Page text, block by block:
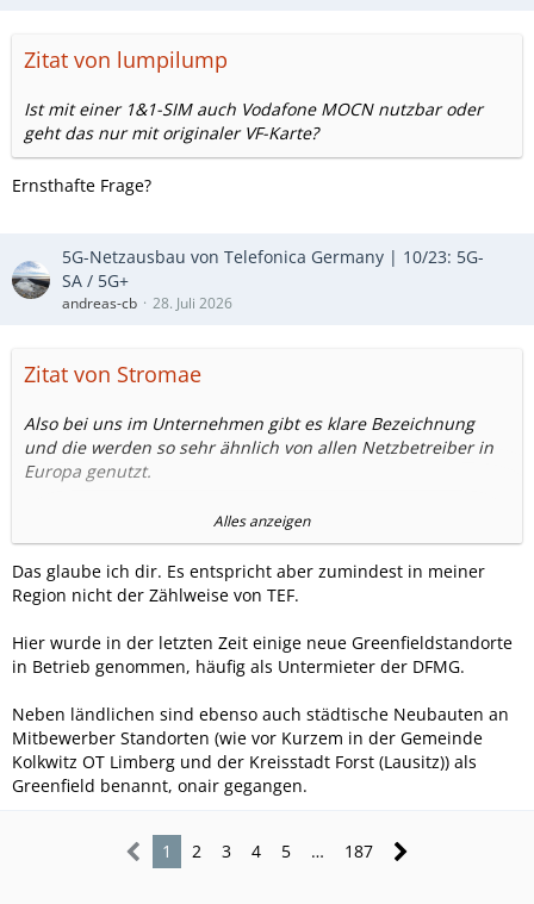
Zitat von lumpilump
Ist mit einer 1&1-SIM auch Vodafone MOCN nutzbar oder
geht das nur mit originaler VF-Karte?
Ernsthafte Frage?
5G-Netzausbau von Telefonica Germany | 10/23: 5G-
SA / 5G+
andreas-cb 28. Juli 2026
Zitat von Stromae
Also bei uns im Unternehmen gibt es klare Bezeichnung
und die werden so sehr ähnlich von allen Netzbetreiber in
Europa genutzt.
Der Standort ist ein komplett neu errichteter Antennenmast
auf freiem Grund.
Antennenmasten/Trägern auf einem bestehenden
Gebäudedach (Gewerbehalle, Wohnhaus, Silo etc).
Colocation:
Anmietung von Platz an einem bereits bestehenden Mast
eines Drittanbieters.
Alles anzeigen
Das glaube ich dir. Es entspricht aber zumindest in meiner
Region nicht der Zählweise von TEF.
Hier wurde in der letzten Zeit einige neue Greenfieldstandorte
in Betrieb genommen, häufig als Untermieter der DFMG.
Neben ländlichen sind ebenso auch städtische Neubauten an
Mitbewerber Standorten (wie vor Kurzem in der Gemeinde
Kolkwitz OT Limberg und der Kreisstadt Forst (Lausitz)) als
Greenfield benannt, onair gegangen.
1 2 3 4 5 … 187